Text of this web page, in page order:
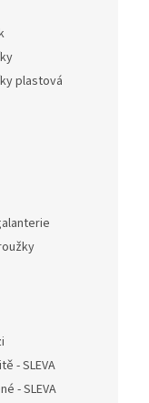
plastová
- SLEVA
- SLEVA